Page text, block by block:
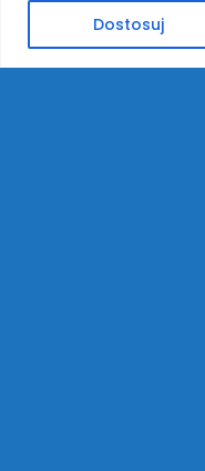
Dostosuj
←YOU CAN SING